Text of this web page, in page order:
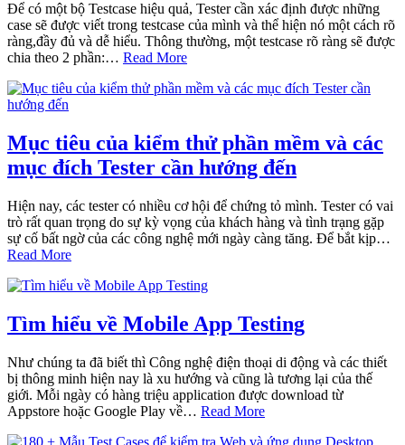
Để có một bộ Testcase hiệu quả, Tester cần xác định được những
case sẽ được viết trong testcase của mình và thể hiện nó một cách rõ
ràng,đầy đủ và dễ hiểu. Thông thường, một testcase rõ ràng sẽ được
chia theo 2 phần:… Read More
Mục tiêu của kiểm thử phần mềm và các
mục đích Tester cần hướng đến
Hiện nay, các tester có nhiều cơ hội để chứng tỏ mình. Tester có vai
trò rất quan trọng do sự kỳ vọng của khách hàng và tình trạng gặp
sự cố bất ngờ của các công nghệ mới ngày càng tăng. Để bắt kịp…
Read More
Tìm hiểu về Mobile App Testing
Như chúng ta đã biết thì Công nghệ điện thoại di động và các thiết
bị thông minh hiện nay là xu hướng và cũng là tương lại của thế
giới. Mỗi ngày có hàng triệu application được download từ
Appstore hoặc Google Play về… Read More